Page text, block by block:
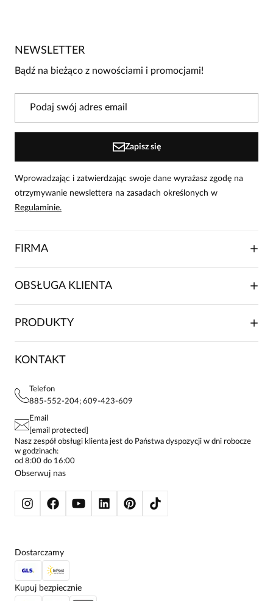
Bądź pierwszą osobą, która podzieli się opinią o tym
W naszej witrynie opinie mogą dodawać tylko
NEWSLETTER
Bądź na bieżąco z nowościami i promocjami!
Zapisz się
Wprowadzając i zatwierdzając swoje dane wyrażasz zgodę na
otrzymywanie newslettera na zasadach określonych w
Regulaminie.
FIRMA
FRANCZYZA
MAPA WITRYNY
KONTAKTY
OBSŁUGA KLIENTA
FAQ
POLITYKA PRYWATNOŚCI
STREFA STAŁEGO KLIENTA
PRODUKTY
KOSZULE DAMSKIE
SPODNIE DAMSKIE
ŻAKIETY I MARYNARKI
SWETRY
BLUZY
KONTAKT
Telefon
885-552-204; 609-423-609
Email
[email protected]
Nasz zespół obsługi klienta jest do Państwa dyspozycji w dni robocze
w godzinach:
od 8:00 do 16:00
Obserwuj nas
Dostarczamy
Kupuj bezpiecznie